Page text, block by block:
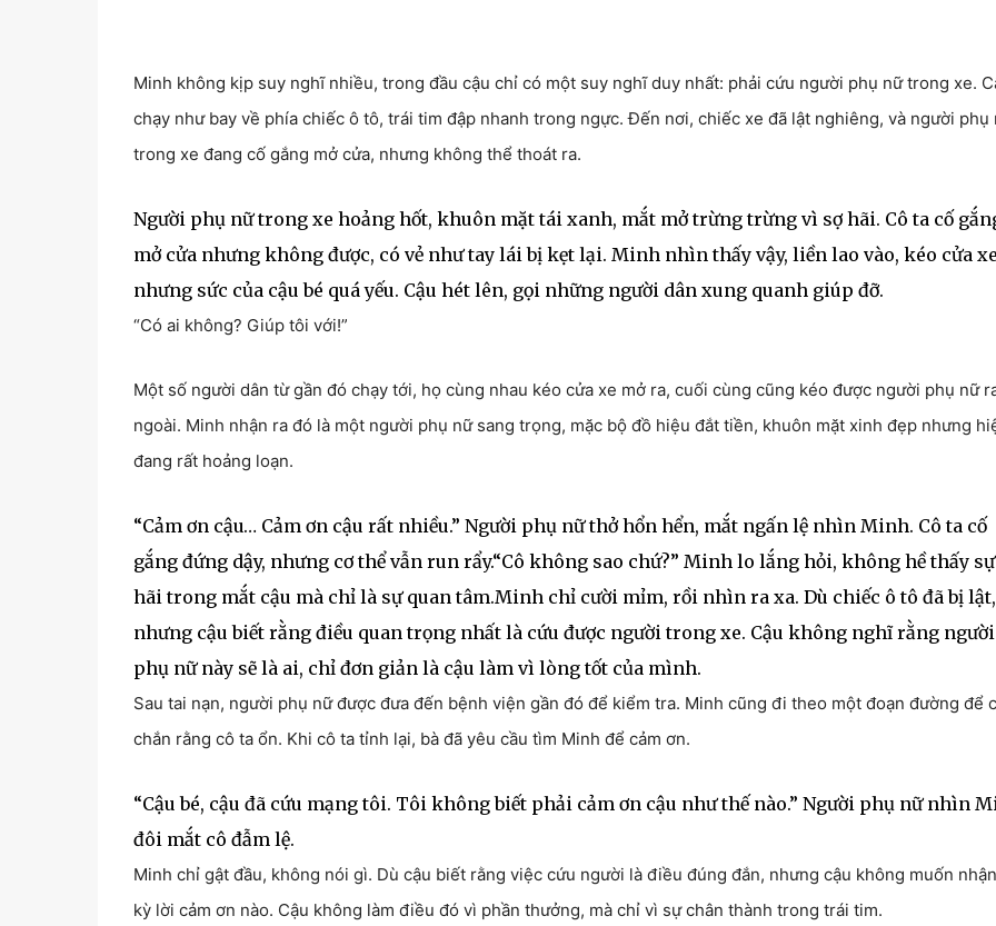
Minh không kịp suy nghĩ nhiều, trong đầu cậu chỉ có một suy nghĩ duy nhất: phải cứu người phụ nữ trong xe.
chạy như bay về phía chiếc ô tô, trái tim đập nhanh trong ngực. Đến nơi, chiếc xe đã lật nghiêng, và người phụ
trong xe đang cố gắng mở cửa, nhưng không thể thoát ra.
Người phụ nữ trong xe hoảng hốt, khuôn mặt tái xanh, mắt mở trừng trừng vì sợ hãi. Cô ta cố
mở cửa nhưng không được, có vẻ như tay lái bị kẹt lại. Minh nhìn thấy vậy, liền lao vào, kéo cửa
nhưng sức của cậu bé quá yếu. Cậu hét lên, gọi những người dân xung quanh giúp đỡ.
“Có ai không? Giúp tôi với!”
Một số người dân từ gần đó chạy tới, họ cùng nhau kéo cửa xe mở ra, cuối cùng cũng kéo được người phụ nữ
ngoài. Minh nhận ra đó là một người phụ nữ sang trọng, mặc bộ đồ hiệu đắt tiền, khuôn mặt xinh đẹp nhưng
đang rất hoảng loạn.
“Cảm ơn cậu… Cảm ơn cậu rất nhiều.” Người phụ nữ thở hổn hển, mắt ngấn lệ nhìn Minh. Cô ta cố
gắng đứng dậy, nhưng cơ thể vẫn run rẩy.“Cô không sao chứ?” Minh lo lắng hỏi, không hề thấy
hãi trong mắt cậu mà chỉ là sự quan tâm.Minh chỉ cười mỉm, rồi nhìn ra xa. Dù chiếc ô tô đã bị lật,
nhưng cậu biết rằng điều quan trọng nhất là cứu được người trong xe. Cậu không nghĩ rằng người
phụ nữ này sẽ là ai, chỉ đơn giản là cậu làm vì lòng tốt của mình.
Sau tai nạn, người phụ nữ được đưa đến bệnh viện gần đó để kiểm tra. Minh cũng đi theo một đoạn đường để
chắn rằng cô ta ổn. Khi cô ta tỉnh lại, bà đã yêu cầu tìm Minh để cảm ơn.
“Cậu bé, cậu đã cứu mạng tôi. Tôi không biết phải cảm ơn cậu như thế nào.” Người phụ nữ nhìn
đôi mắt cô đẫm lệ.
Minh chỉ gật đầu, không nói gì. Dù cậu biết rằng việc cứu người là điều đúng đắn, nhưng cậu không muốn
kỳ lời cảm ơn nào. Cậu không làm điều đó vì phần thưởng, mà chỉ vì sự chân thành trong trái tim.